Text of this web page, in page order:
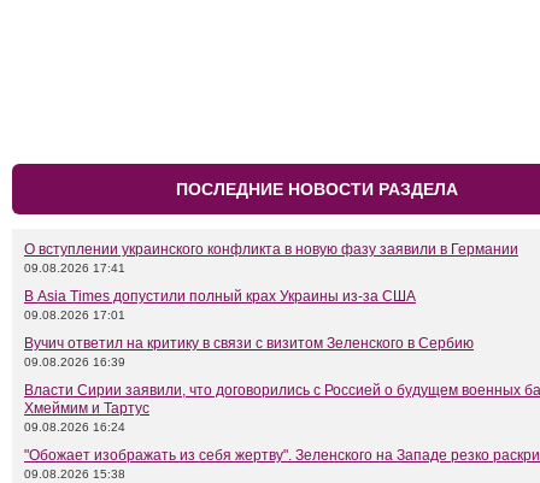
ПОСЛЕДНИЕ НОВОСТИ РАЗДЕЛА
О вступлении украинского конфликта в новую фазу заявили в Германии
09.08.2026 17:41
В Asia Times допустили полный крах Украины из-за США
09.08.2026 17:01
Вучич ответил на критику в связи с визитом Зеленского в Сербию
09.08.2026 16:39
Власти Сирии заявили, что договорились с Россией о будущем военных
Хмеймим и Тартус
09.08.2026 16:24
"Обожает изображать из себя жертву". Зеленского на Западе резко
09.08.2026 15:38